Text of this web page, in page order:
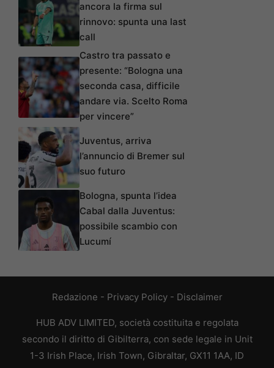
ancora la firma sul
rinnovo: spunta una last
call
Castro tra passato e
presente: “Bologna una
seconda casa, difficile
andare via. Scelto Roma
per vincere”
Juventus, arriva
l’annuncio di Bremer sul
suo futuro
Bologna, spunta l’idea
Cabal dalla Juventus:
possibile scambio con
Lucumí
Redazione - Privacy Policy- Disclaimer
HUB ADV LIMITED, società costituita e regolata
secondo il diritto di Gibilterra, con sede legale in Unit
1-3 Irish Place, Irish Town, Gibraltar, GX11 1AA, ID